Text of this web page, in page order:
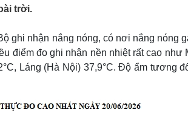
eSports
Hậu trường
Văn hóa
Âm nhạc
Giải trí
trời.
ghi nhận nắng nóng, có nơi nắng nóng
điểm đo ghi nhận nền nhiệt rất cao như
Láng (Hà Nội) 37,9°C. Độ ẩm tương